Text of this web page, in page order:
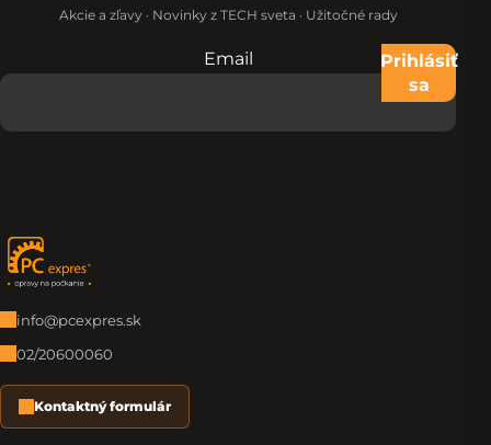
Akcie a zľavy · Novinky z TECH sveta · Užitočné rady
Nevypĺňajte toto pole:
Email
Prihlásiť
sa
Zápätie
info@pcexpres.sk
02/20600060
Kontaktný formulár